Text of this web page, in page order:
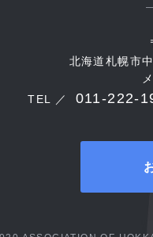
北海道札幌市
TEL ／
011-222-